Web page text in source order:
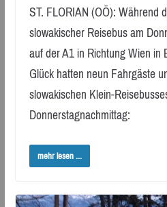
ST. FLORIAN (OÖ): Während
slowakischer Reisebus am
auf der A1 in Richtung Wien
Glück hatten neun Fahrgäste
slowakischen Klein-
Donnerstagnachmittag:
mehr lesen ...